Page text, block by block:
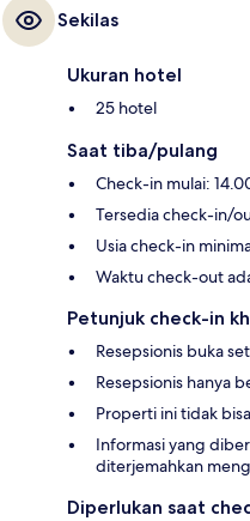
Sekilas
Ukuran hotel
25 hotel
Saat tiba/pulang
Check-in mulai:
Tersedia check-in/
Usia check-in
Waktu check-out
Petunjuk check-in
Resepsionis buka
Resepsionis hanya
Properti ini tidak
Informasi yang
diterjemahkan
Diperlukan saat